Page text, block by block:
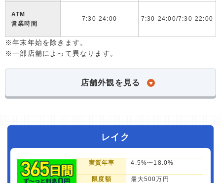
ATM
営業時間
7:30-24:00 7:30-24:00/7:30-22:00
※年末年始を除きます。
※一部店舗によって異なります。
店舗外観を見る
レイク
実質年率 4.5%〜18.0%
限度額 最大500万円